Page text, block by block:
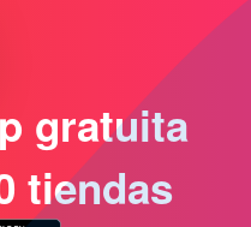
gratuita
tiendas